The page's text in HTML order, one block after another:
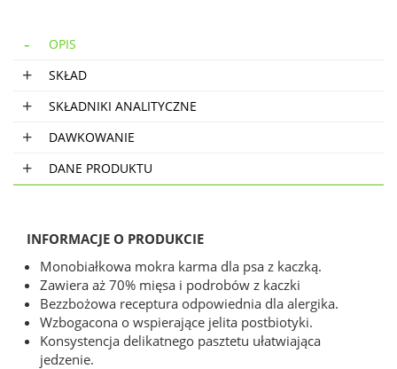
OPIS
SKŁAD
SKŁADNIKI ANALITYCZNE
DAWKOWANIE
DANE PRODUKTU
INFORMACJE O PRODUKCIE
Monobiałkowa mokra karma dla psa z kaczką.
Zawiera aż 70% mięsa i podrobów z kaczki
Bezzbożowa receptura odpowiednia dla alergika.
Wzbogacona o wspierające jelita postbiotyki.
Konsystencja delikatnego pasztetu ułatwiająca
jedzenie.